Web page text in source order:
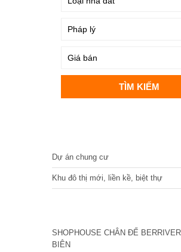
Dự án chung cư
Khu đô thị mới, liền kề, biệt thự
SHOPHOUSE CHÂN ĐẾ
BIÊN